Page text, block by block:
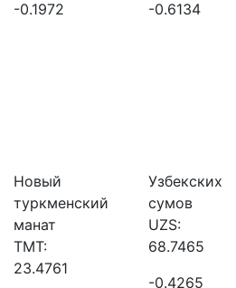
-0.1972
-0.6134
Новый
туркменский
манат
TMT:
23.4761
Узбекских
сумов
UZS:
68.7465
-0.4265